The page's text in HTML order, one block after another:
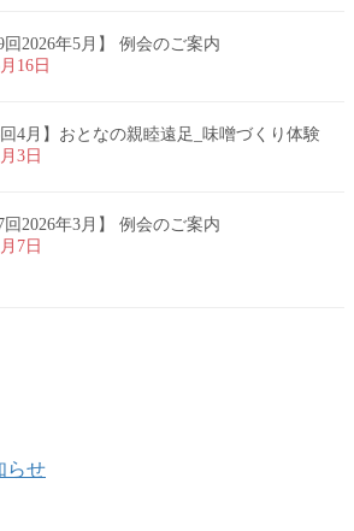
回2026年5月】 例会のご案内
16日
回4月】おとなの親睦遠足_味噌づくり体験
3日
回2026年3月】 例会のご案内
7日
らせ